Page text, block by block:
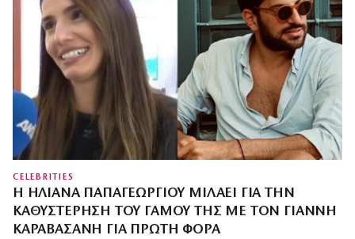
CELEBRITIES
Η ΗΛΙΆΝΑ ΠΑΠΑΓΕΩΡΓΊΟΥ ΜΙΛΆΕΙ ΓΙΑ ΤΗΝ
ΚΑΘΥΣΤΈΡΗΣΗ ΤΟΥ ΓΆΜΟΥ ΤΗΣ ΜΕ ΤΟΝ ΓΙΆΝΝΗ
ΚΑΡΑΒΑΣΆΝΗ ΓΙΑ ΠΡΏΤΗ ΦΟΡΆ